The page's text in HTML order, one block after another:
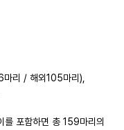
리 / 해외105마리),
를 포함하면 총 159마리의